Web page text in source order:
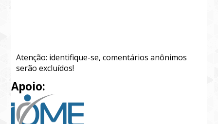
Atenção: identifique-se, comentários anônimos
serão excluídos!
Apoio: